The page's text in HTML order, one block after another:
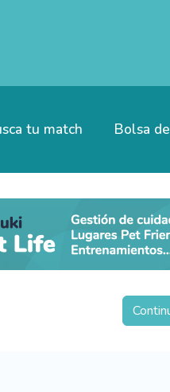
tu match Bolsa